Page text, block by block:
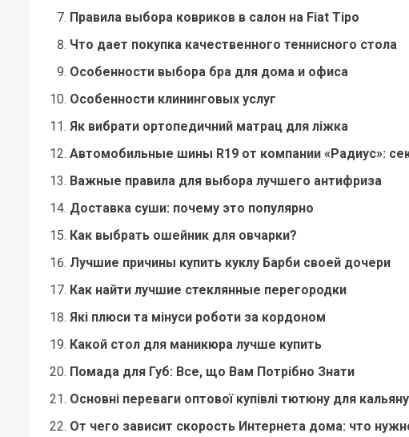
Правила выбора ковриков в салон на Fiat Tipo
Что дает покупка качественного теннисного стола
Особенности выбора бра для дома и офиса
Особенности клининговых услуг
Як вибрати ортопедичний матрац для ліжка
Автомобильные шины R19 от компании «Радиус»:
Важные правила для выбора лучшего антифриза
Доставка суши: почему это популярно
Как выбрать ошейник для овчарки?
Лучшие причины купить куклу Барби своей дочери
Как найти лучшие стеклянные перегородки
Які плюси та мінуси роботи за кордоном
Какой стол для маникюра лучше купить
Помада для Губ: Все, що Вам Потрібно Знати
Основні переваги оптової купівлі тютюну для кальяну
От чего зависит скорость Интернета дома: что